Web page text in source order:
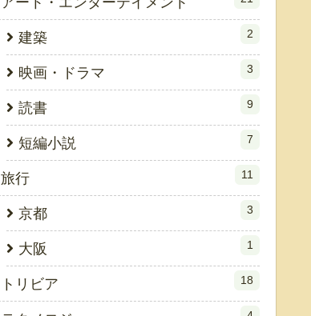
建築 2
映画・ドラマ 3
読書 9
短編小説 7
旅行 11
京都 3
大阪 1
トリビア 18